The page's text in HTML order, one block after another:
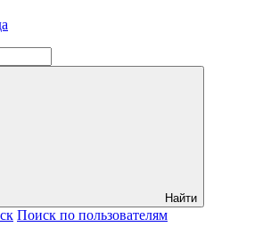
Найти
Поиск по пользователям